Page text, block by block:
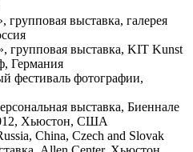
групповая выставка, галерея
групповая выставка, KIT Kunst
Германия
фестиваль фотографии,
выставка, Биеннале
Хьюстон, США
China, Czech and Slovak